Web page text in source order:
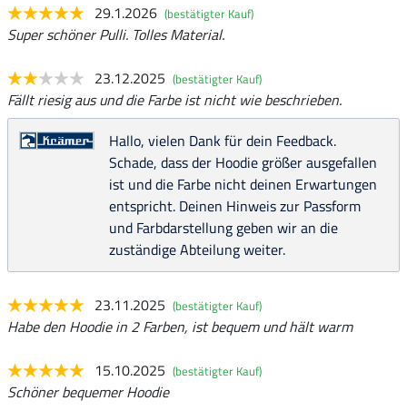
29.1.2026 (bestätigter Kauf)
Super schöner Pulli. Tolles Material.
23.12.2025 (bestätigter Kauf)
Fällt riesig aus und die Farbe ist nicht wie beschrieben.
Hallo, vielen Dank für dein Feedback.
Schade, dass der Hoodie größer ausgefallen
ist und die Farbe nicht deinen Erwartungen
entspricht. Deinen Hinweis zur Passform
und Farbdarstellung geben wir an die
zuständige Abteilung weiter.
23.11.2025 (bestätigter Kauf)
Habe den Hoodie in 2 Farben, ist bequem und hält warm
15.10.2025 (bestätigter Kauf)
Schöner bequemer Hoodie